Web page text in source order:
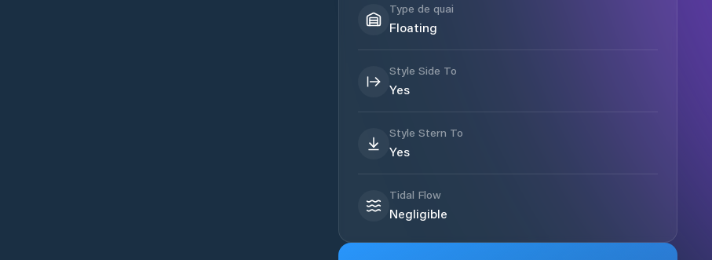
Type de quai
Floating
Style Side To
Yes
Style Stern To
Yes
Tidal Flow
Negligible